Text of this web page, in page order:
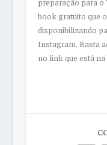
book gratuito que
disponibilizando
Instagram. Basta
no link que está